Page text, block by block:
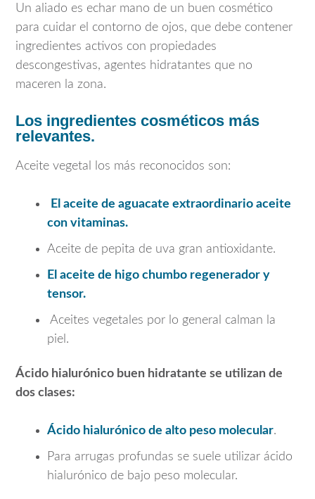
Un aliado es echar mano de un buen cosmético
para cuidar el contorno de ojos, que debe contener
ingredientes activos con propiedades
descongestivas, agentes hidratantes que no
maceren la zona.
Los ingredientes cosméticos más
relevantes.
Aceite vegetal los más reconocidos son:
El aceite de aguacate extraordinario aceite
con vitaminas.
Aceite de pepita de uva gran antioxidante.
El aceite de higo chumbo regenerador y
tensor.
Aceites vegetales por lo general calman la
piel.
Ácido hialurónico buen hidratante se utilizan de
dos clases:
Ácido hialurónico de alto peso molecular.
Para arrugas profundas se suele utilizar ácido
hialurónico de bajo peso molecular.